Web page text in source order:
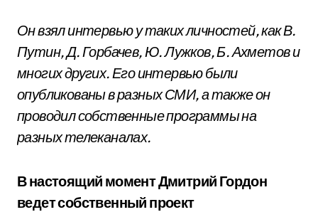
Он взял интервью у таких личностей, как В.
Путин, Д. Горбачев, Ю. Лужков, Б. Ахметов и
многих других. Его интервью были
опубликованы в разных СМИ, а также он
проводил собственные программы на
разных телеканалах.
В настоящий момент Дмитрий Гордон
ведет собственный проект